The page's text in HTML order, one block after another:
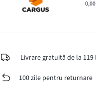
Livrare gratuită de la 119
100 zile pentru returnare